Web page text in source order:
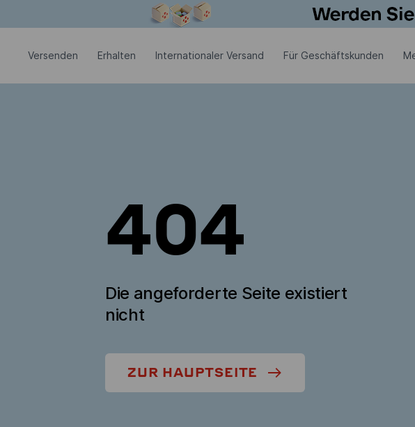
Versenden Erhalten Internationaler Versand Für Geschäftskunden
404
Die angeforderte Seite existiert
nicht
ZUR HAUPTSEITE
Modales Fenster ist geöffnet